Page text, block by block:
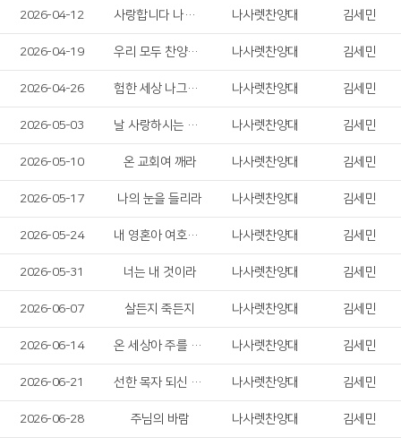
2026-04-12 사랑합니다 나의 하나님 나사렛찬양대 김세민
2026-04-19 우리 모두 찬양하자! 나사렛찬양대 김세민
2026-04-26 험한 세상 나그네 길 나사렛찬양대 김세민
2026-05-03 날 사랑하시는 예수님 나사렛찬양대 김세민
2026-05-10 온 교회여 깨라 나사렛찬양대 김세민
2026-05-17 나의 눈을 들리라 나사렛찬양대 김세민
2026-05-24 내 영혼아 여호와를 송축하라 나사렛찬양대 김세민
2026-05-31 너는 내 것이라 나사렛찬양대 김세민
2026-06-07 살든지 죽든지 나사렛찬양대 김세민
2026-06-14 온 세상아 주를 찬양하라 나사렛찬양대 김세민
2026-06-21 선한 목자 되신 우리 주 나사렛찬양대 김세민
2026-06-28 주님의 바람 나사렛찬양대 김세민